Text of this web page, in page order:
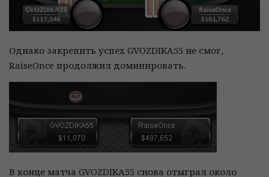
Однако закрепить успех GVOZDIKA55 не смог,
RaiseOnce продолжил доминировать.
В конце матча GVOZDIKA55 снова отыграл около